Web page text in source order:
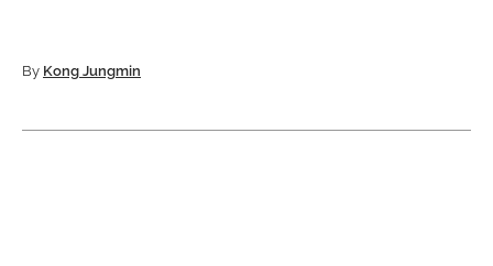
By Kong Jungmin